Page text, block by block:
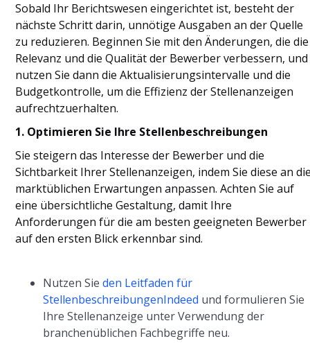
Sobald Ihr Berichtswesen eingerichtet ist, besteht der
nächste Schritt darin, unnötige Ausgaben an der Quelle
zu reduzieren. Beginnen Sie mit den Änderungen, die die
Relevanz und die Qualität der Bewerber verbessern, und
nutzen Sie dann die Aktualisierungsintervalle und die
Budgetkontrolle, um die Effizienz der Stellenanzeigen
aufrechtzuerhalten.
1. Optimieren Sie Ihre Stellenbeschreibungen
Sie steigern das Interesse der Bewerber und die
Sichtbarkeit Ihrer Stellenanzeigen, indem Sie diese an
marktüblichen Erwartungen anpassen. Achten Sie auf
eine übersichtliche Gestaltung, damit Ihre
Anforderungen für die am besten geeigneten Bewerber
auf den ersten Blick erkennbar sind.
Nutzen Sieden Leitfaden für
StellenbeschreibungenIndeed und formulieren Sie
Ihre Stellenanzeige unter Verwendung der
branchenüblichen Fachbegriffe neu.